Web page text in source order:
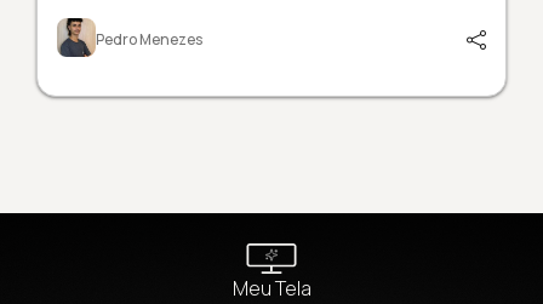
Pedro Menezes
Meu Tela